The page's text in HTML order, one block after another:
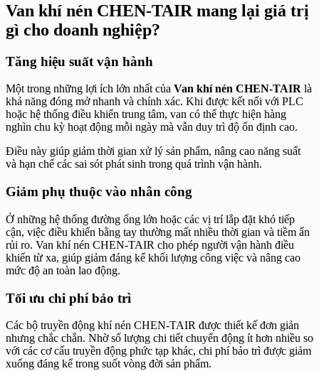
Van khí nén CHEN-TAIR mang lại giá trị
gì cho doanh nghiệp?
Tăng hiệu suất vận hành
Một trong những lợi ích lớn nhất của Van khí nén CHEN-TAIR là
khả năng đóng mở nhanh và chính xác. Khi được kết nối với PLC
hoặc hệ thống điều khiển trung tâm, van có thể thực hiện hàng
nghìn chu kỳ hoạt động mỗi ngày mà vẫn duy trì độ ổn định cao.
Điều này giúp giảm thời gian xử lý sản phẩm, nâng cao năng suất
và hạn chế các sai sót phát sinh trong quá trình vận hành.
Giảm phụ thuộc vào nhân công
Ở những hệ thống đường ống lớn hoặc các vị trí lắp đặt khó tiếp
cận, việc điều khiển bằng tay thường mất nhiều thời gian và tiềm ẩn
rủi ro. Van khí nén CHEN-TAIR cho phép người vận hành điều
khiển từ xa, giúp giảm đáng kể khối lượng công việc và nâng cao
mức độ an toàn lao động.
Tối ưu chi phí bảo trì
Các bộ truyền động khí nén CHEN-TAIR được thiết kế đơn giản
nhưng chắc chắn. Nhờ số lượng chi tiết chuyển động ít hơn nhiều so
với các cơ cấu truyền động phức tạp khác, chi phí bảo trì được giảm
xuống đáng kể trong suốt vòng đời sản phẩm.